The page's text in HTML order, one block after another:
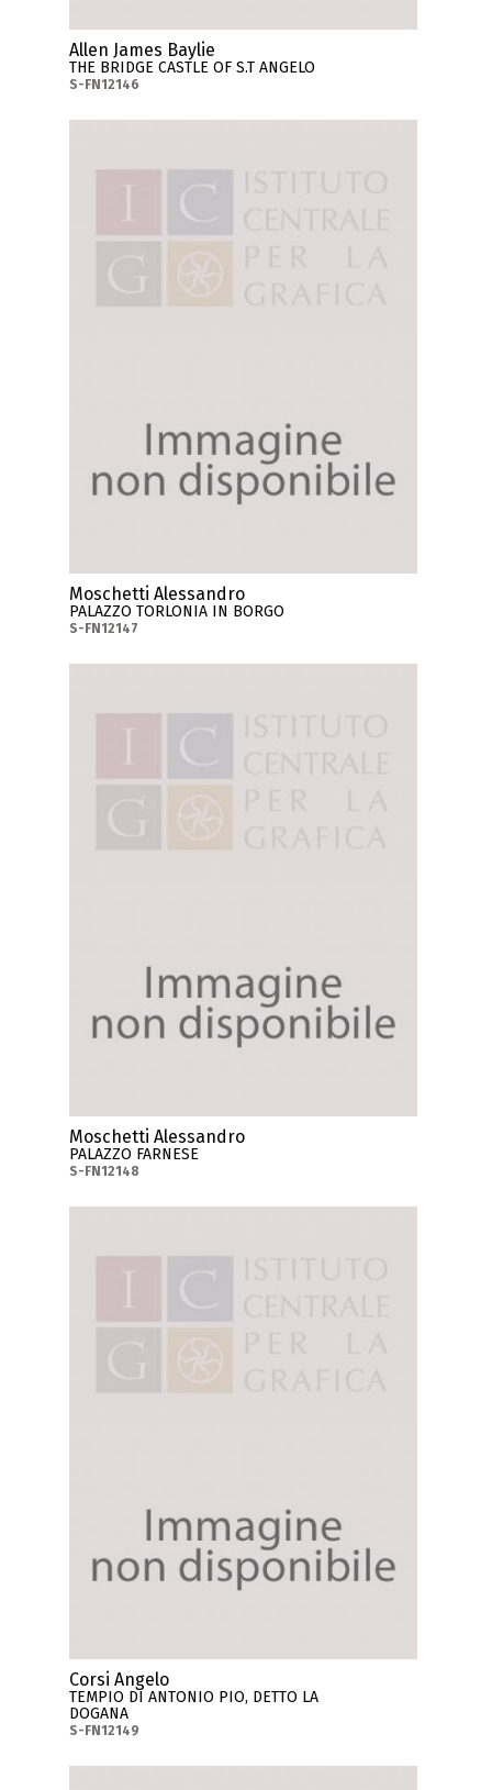
Allen James Baylie
THE BRIDGE CASTLE OF S.T ANGELO
S-FN12146
Moschetti Alessandro
PALAZZO TORLONIA IN BORGO
S-FN12147
Moschetti Alessandro
PALAZZO FARNESE
S-FN12148
Corsi Angelo
TEMPIO DI ANTONIO PIO, DETTO LA
DOGANA
S-FN12149